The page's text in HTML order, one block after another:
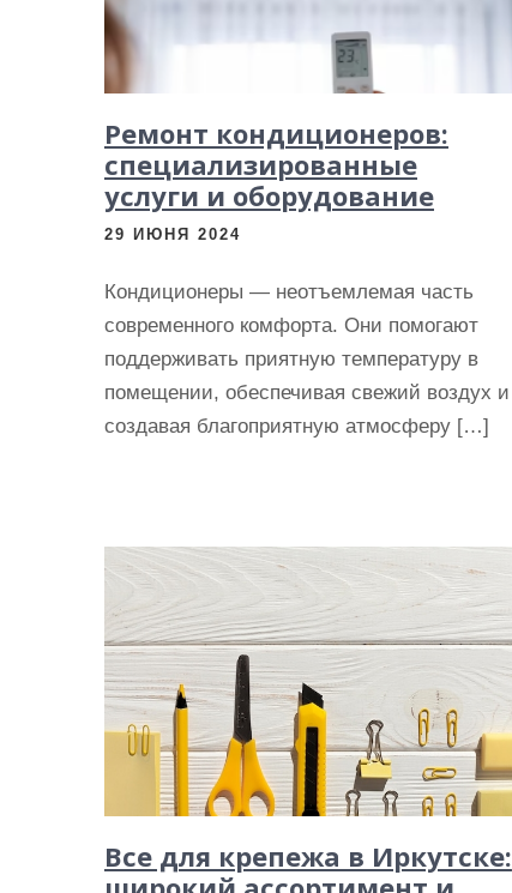
Ремонт кондиционеров:
специализированные
услуги и оборудование
29 ИЮНЯ 2024
Кондиционеры — неотъемлемая часть
современного комфорта. Они помогают
поддерживать приятную температуру в
помещении, обеспечивая свежий воздух и
создавая благоприятную атмосферу […]
Все для крепежа в Иркутске: